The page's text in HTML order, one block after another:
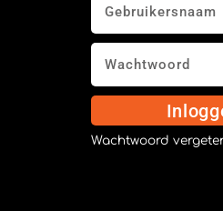
Wachtwoord